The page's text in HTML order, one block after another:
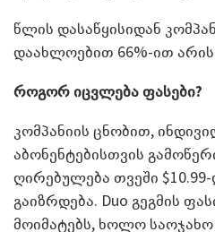
წლის დასაწყისიდან
დაახლოებით 66%-ით არის
როგორ იცვლება ფასები?
კომპანიის ცნობით,
აბონენტებისთვის
ღირებულება თვეში $10.99-
გაიზრდება. Duo გეგმის
მოიმატებს, ხოლო საოჯახო